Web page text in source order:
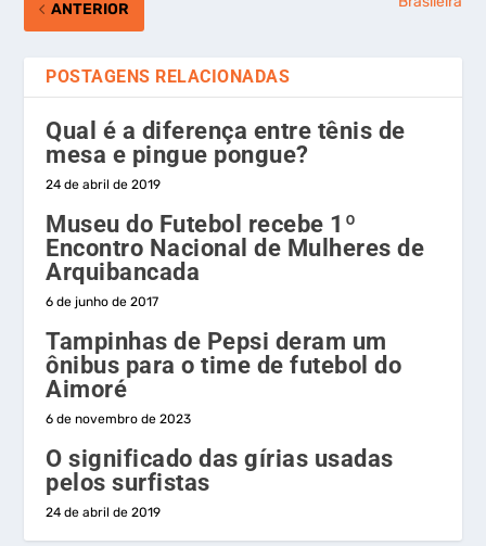
ANTERIOR
POSTAGENS RELACIONADAS
Qual é a diferença entre tênis de
mesa e pingue pongue?
24 de abril de 2019
Museu do Futebol recebe 1º
Encontro Nacional de Mulheres de
Arquibancada
6 de junho de 2017
Tampinhas de Pepsi deram um
ônibus para o time de futebol do
Aimoré
6 de novembro de 2023
O significado das gírias usadas
pelos surfistas
24 de abril de 2019